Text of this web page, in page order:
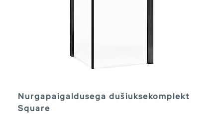
Nurgapaigaldusega dušiuksekomplekt
Square